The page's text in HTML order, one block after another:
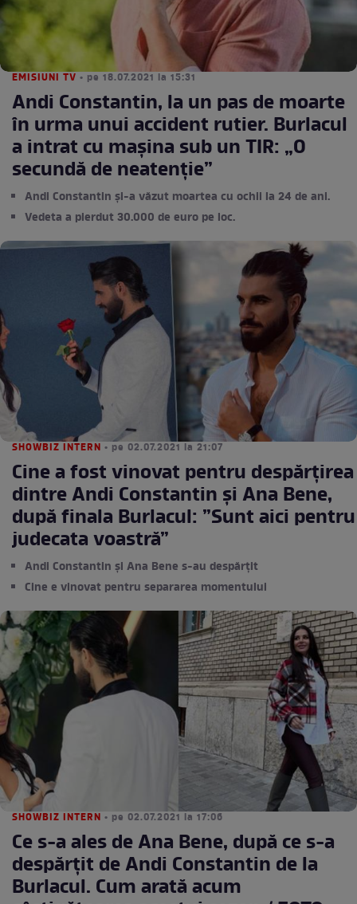
EMISIUNI TV • pe 18.07.2021 la 15:31
Andi Constantin, la un pas de moarte
în urma unui accident rutier. Burlacul
a intrat cu mașina sub un TIR: „O
secundă de neatenție”
Andi Constantin și-a văzut moartea cu ochii la 24 de ani.
Vedeta a pierdut 30.000 de euro pe loc.
SHOWBIZ INTERN • pe 02.07.2021 la 21:07
Cine a fost vinovat pentru despărțirea
dintre Andi Constantin și Ana Bene,
după finala Burlacul: ”Sunt aici pentru
judecata voastră”
Andi Constantin și Ana Bene s-au despărțit
Cine e vinovat pentru separarea momentului
SHOWBIZ INTERN • pe 02.07.2021 la 17:06
Ce s-a ales de Ana Bene, după ce s-a
despărțit de Andi Constantin de la
Burlacul. Cum arată acum